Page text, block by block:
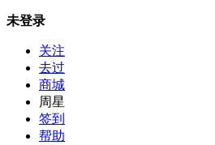
未登录
关注
去过
商城
周星
签到
帮助